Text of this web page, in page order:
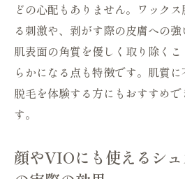
どの心配もありません。ワック
る刺激や、剥がす際の皮膚への強
肌表面の角質を優しく取り除く
らかになる点も特徴です。肌質
脱毛を体験する方にもおすすめ
す。
顔やVIOにも使えるシ